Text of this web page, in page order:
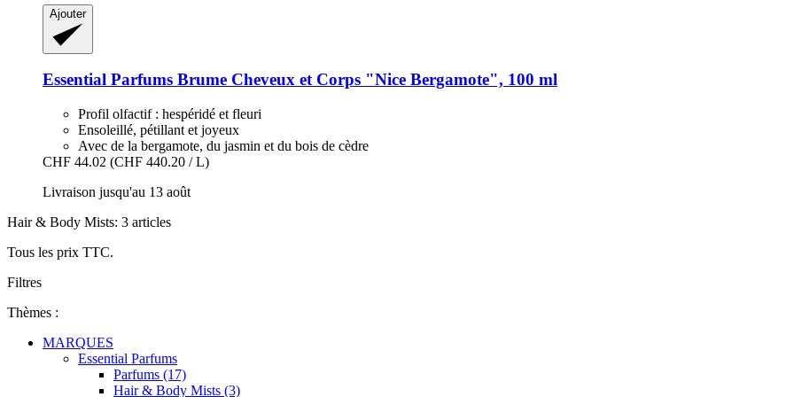
Ajouter
Essential Parfums Brume Cheveux et Corps "Nice Bergamote", 100 ml
Profil olfactif : hespéridé et fleuri
Ensoleillé, pétillant et joyeux
Avec de la bergamote, du jasmin et du bois de cèdre
CHF 44.02 (CHF 440.20 / L)
Livraison jusqu'au 13 août
Hair & Body Mists: 3 articles
Tous les prix TTC.
Filtres
Thèmes :
MARQUES
Essential Parfums
Parfums (17)
Hair & Body Mists (3)